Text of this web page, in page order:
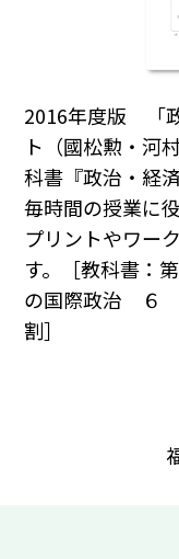
2016年度版 「
ト（國松勲・河
科書『政治・経
毎時間の授業に
プリントやワー
す。［教科書
の国際政治 ６
割］